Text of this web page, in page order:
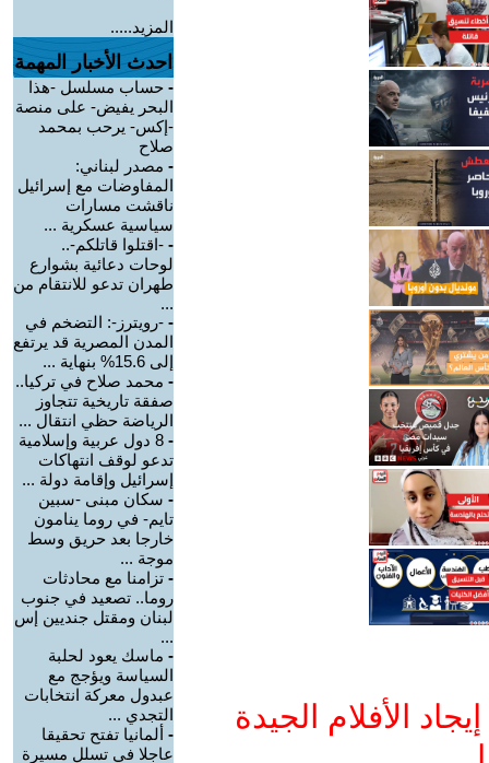
الأفلام الجيدة
المزيد.....
احدث الأخبار المهمة
- حساب مسلسل -هذا
البحر يفيض- على منصة
-إكس- يرحب بمحمد
صلاح
- مصدر لبناني:
المفاوضات مع إسرائيل
ناقشت مسارات
سياسية عسكرية ...
- -اقتلوا قاتلكم-..
لوحات دعائية بشوارع
طهران تدعو للانتقام من
...
- -رويترز-: التضخم في
المدن المصرية قد يرتفع
إلى 15.6% بنهاية ...
- محمد صلاح في تركيا..
صفقة تاريخية تتجاوز
الرياضة حظي انتقال ...
-
8 دول عربية وإسلامية
تدعو لوقف انتهاكات
إسرائيل وإقامة دولة ...
- سكان مبنى -سبين
تايم- في روما ينامون
خارجا بعد حريق وسط
موجة ...
- تزامنا مع محادثات
روما.. تصعيد في جنوب
لبنان ومقتل جنديين إس
...
- ماسك يعود لحلبة
السياسة ويؤجج مع
عبدول معركة انتخابات
التجدي ...
- ألمانيا تفتح تحقيقا
عاجلا في تسلل مسيرة